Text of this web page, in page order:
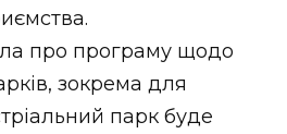
про програму щодо
зокрема для
парк буде